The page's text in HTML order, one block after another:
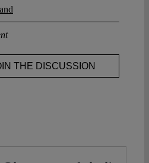
THE DISCUSSION